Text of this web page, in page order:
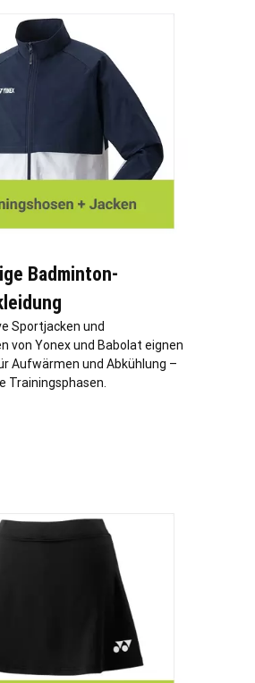
Badminton-
Sportjacken und
von Yonex und Babolat eignen
Aufwärmen und Abkühlung –
Trainingsphasen.